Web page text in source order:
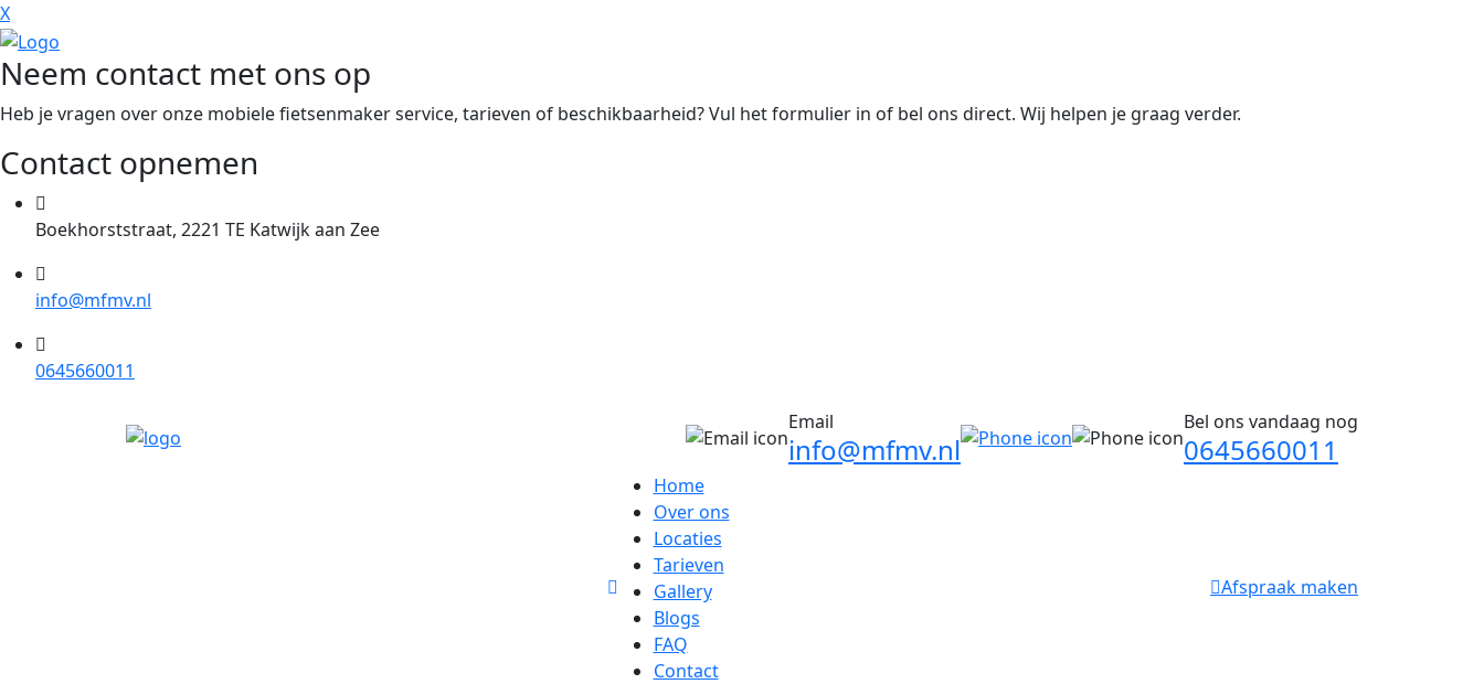
X
Neem contact met ons op
Heb je vragen over onze mobiele fietsenmaker service, tarieven of beschikbaarheid? Vul het formulier in of bel ons direct. Wij helpen je graag verder.
Contact opnemen
Boekhorststraat, 2221 TE Katwijk aan Zee
info@mfmv.nl
0645660011
Email
info@mfmv.nl
Bel ons vandaag nog
0645660011
Home
Over ons
Locaties
Tarieven
Gallery
Blogs
FAQ
Contact
Afspraak maken